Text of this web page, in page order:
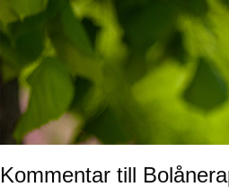
Kommentar till